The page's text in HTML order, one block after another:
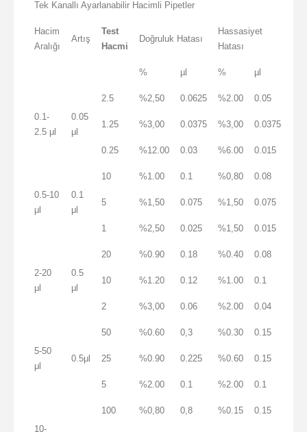
Tek Kanallı Ayarlanabilir Hacimli Pipetler
Hacim
Aralığı
Artış
Test
Hacmi
Doğruluk Hatası
Hassasiyet
Hatası
% µl % µl
0.1-
2.5 μl
0.05
μl
2.5 %2,50 0.0625 %2.00 0.05
1.25 %3,00 0.0375 %3,00 0.0375
0.25 %12.00 0.03 %6.00 0.015
0.5-10
μl
0.1
μl
10 %1.00 0.1 %0,80 0.08
5 %1,50 0.075 %1,50 0.075
1 %2,50 0.025 %1,50 0.015
2-20
μl
0.5
μl
20 %0.90 0.18 %0.40 0.08
10 %1.20 0.12 %1.00 0.1
2 %3,00 0.06 %2.00 0.04
5-50
μl
0.5μl
50 %0.60 0,3 %0.30 0.15
25 %0.90 0.225 %0.60 0.15
5 %2.00 0.1 %2.00 0.1
10-
100 %0,80 0,8 %0.15 0.15